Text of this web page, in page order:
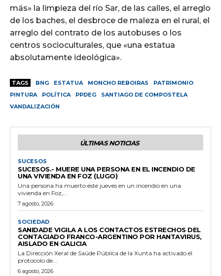
más» la limpieza del río Sar, de las calles, el arreglo
de los baches, el desbroce de maleza en el rural, el
arreglo del contrato de los autobuses o los
centros socioculturales, que «una estatua
absolutamente ideológica».
TAGS BNG ESTATUA MONCHO REBOIRAS
PATRIMONIO
PINTURA
POLÍTICA PPDEG
SANTIAGO DE COMPOSTELA
VANDALIZACIÓN
ÚLTIMAS NOTICIAS
SUCESOS
SUCESOS.- MUERE UNA PERSONA EN EL INCENDIO DE
UNA VIVIENDA EN FOZ (LUGO)
Una persona ha muerto este jueves en un incendio en una
vivienda en Foz,...
7 agosto, 2026
SOCIEDAD
SANIDADE VIGILA A LOS CONTACTOS ESTRECHOS DEL
CONTAGIADO FRANCO-ARGENTINO POR HANTAVIRUS,
AISLADO EN GALICIA
La Dirección Xeral de Saúde Pública de la Xunta ha activado el
protocolo de...
6 agosto, 2026